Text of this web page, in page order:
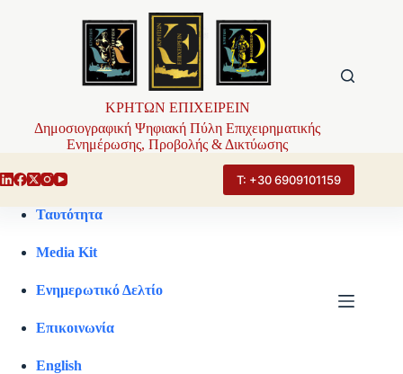
ΚΡΗΤΩΝ ΕΠΙΧΕΙΡΕΙΝ
Δημοσιογραφική Ψηφιακή Πύλη Επιχειρηματικής
Ενημέρωσης, Προβολής & Δικτύωσης
Τ: +30 6909101159
Ταυτότητα
Media Kit
Ενημερωτικό Δελτίο
Επικοινωνία
English